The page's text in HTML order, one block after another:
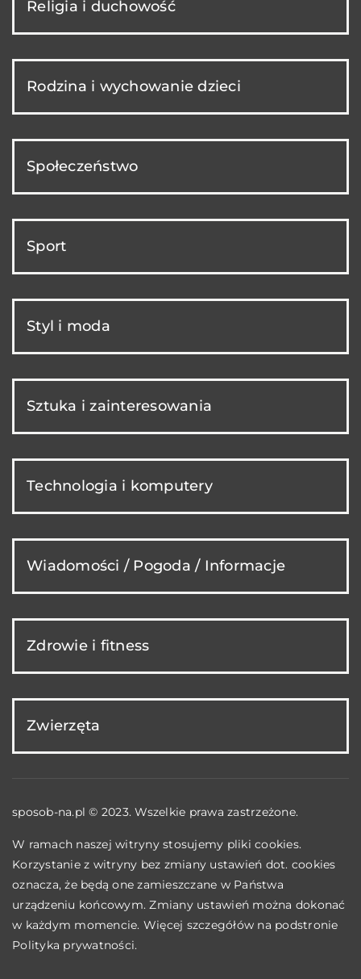
Religia i duchowość
Rodzina i wychowanie dzieci
Społeczeństwo
Sport
Styl i moda
Sztuka i zainteresowania
Technologia i komputery
Wiadomości / Pogoda / Informacje
Zdrowie i fitness
Zwierzęta
sposob-na.pl © 2023. Wszelkie prawa zastrzeżone.
W ramach naszej witryny stosujemy pliki cookies.
Korzystanie z witryny bez zmiany ustawień dot. cookies
oznacza, że będą one zamieszczane w Państwa
urządzeniu końcowym. Zmiany ustawień można dokonać
w każdym momencie. Więcej szczegółów na podstronie
Polityka prywatności.